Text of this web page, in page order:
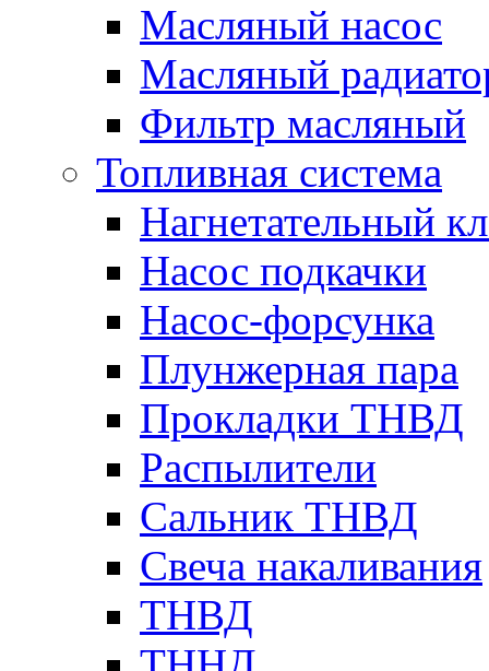
Масляный насос
Масляный
Фильтр масляный
Топливная система
Нагнетательный
Насос подкачки
Насос-форсунка
Плунжерная пара
Прокладки ТНВД
Распылители
Сальник ТНВД
Свеча накаливания
ТНВД